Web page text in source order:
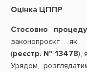
Оцінка ЦППР
Стосовно
законопроєкт як
(реєстр. № 13478),
Урядом,